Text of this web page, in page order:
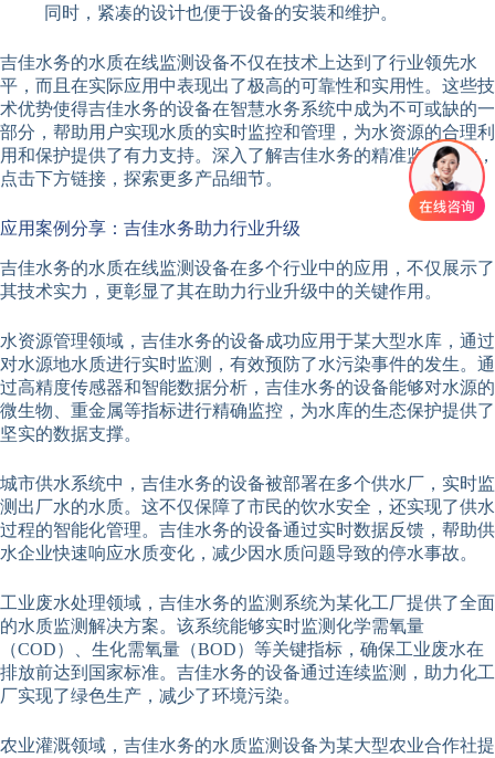
同时，紧凑的设计也便于设备的安装和维护。
吉佳水务的水质在线监测设备不仅在技术上达到了行业领先水
平，而且在实际应用中表现出了极高的可靠性和实用性。这些技
术优势使得吉佳水务的设备在智慧水务系统中成为不可或缺的一
部分，帮助用户实现水质的实时监控和管理，为水资源的合理利
用和保护提供了有力支持。深入了解吉佳水务的精准监测技术，
点击下方链接，探索更多产品细节。
应用案例分享：吉佳水务助力行业升级
吉佳水务的水质在线监测设备在多个行业中的应用，不仅展示了
其技术实力，更彰显了其在助力行业升级中的关键作用。
水资源管理领域，吉佳水务的设备成功应用于某大型水库，通过
对水源地水质进行实时监测，有效预防了水污染事件的发生。通
过高精度传感器和智能数据分析，吉佳水务的设备能够对水源的
微生物、重金属等指标进行精确监控，为水库的生态保护提供了
坚实的数据支撑。
城市供水系统中，吉佳水务的设备被部署在多个供水厂，实时监
测出厂水的水质。这不仅保障了市民的饮水安全，还实现了供水
过程的智能化管理。吉佳水务的设备通过实时数据反馈，帮助供
水企业快速响应水质变化，减少因水质问题导致的停水事故。
工业废水处理领域，吉佳水务的监测系统为某化工厂提供了全面
的水质监测解决方案。该系统能够实时监测化学需氧量
（COD）、生化需氧量（BOD）等关键指标，确保工业废水在
排放前达到国家标准。吉佳水务的设备通过连续监测，助力化工
厂实现了绿色生产，减少了环境污染。
农业灌溉领域，吉佳水务的水质监测设备为某大型农业合作社提